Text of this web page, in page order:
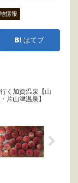
情報
はてブ
く加賀温泉【山
片山津温泉】